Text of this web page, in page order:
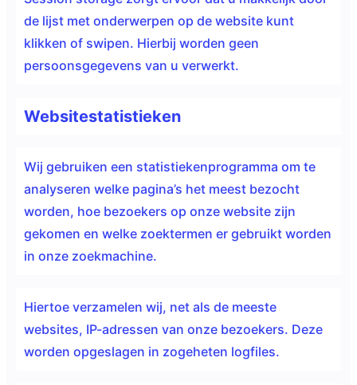
de lijst met onderwerpen op de website kunt
klikken of swipen. Hierbij worden geen
persoonsgegevens van u verwerkt.
Websitestatistieken
Wij gebruiken een statistiekenprogramma om te
analyseren welke pagina’s het meest bezocht
worden, hoe bezoekers op onze website zijn
gekomen en welke zoektermen er gebruikt worden
in onze zoekmachine.
Hiertoe verzamelen wij, net als de meeste
websites, IP-adressen van onze bezoekers. Deze
worden opgeslagen in zogeheten logfiles.